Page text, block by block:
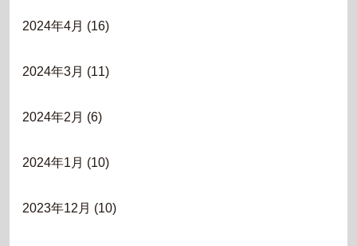
2024年4月 (16)
2024年3月 (11)
2024年2月 (6)
2024年1月 (10)
2023年12月 (10)